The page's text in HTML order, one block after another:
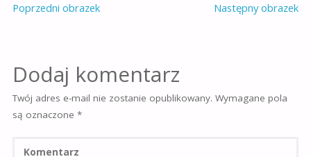
Poprzedni obrazek Następny obrazek
Dodaj komentarz
Twój adres e-mail nie zostanie opublikowany. Wymagane pola
są oznaczone *